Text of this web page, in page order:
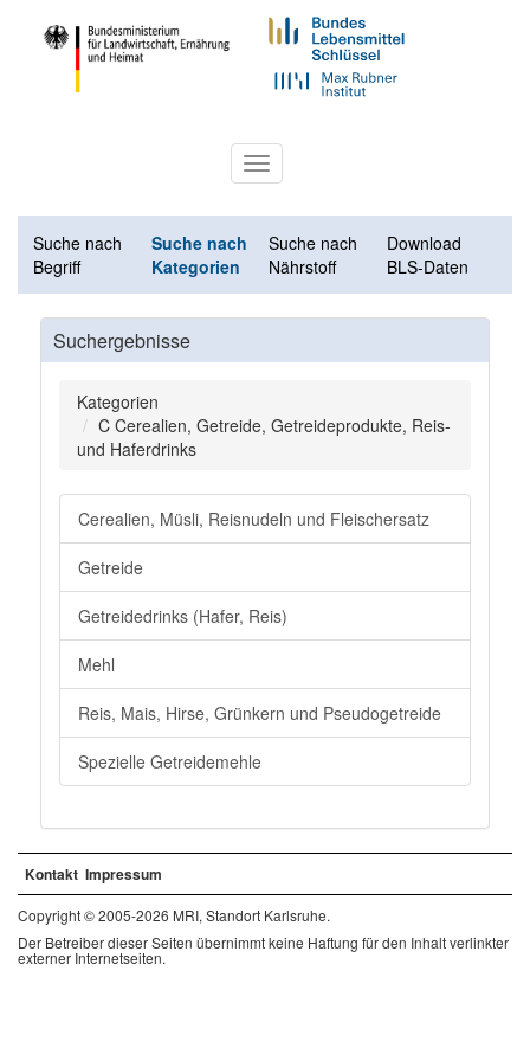
Toggle
navigation
Suche nach
Begriff
Suche nach
Kategorien
Suche nach
Nährstoff
Download
BLS-Daten
Suchergebnisse
Kategorien
C Cerealien, Getreide, Getreideprodukte, Reis-
und Haferdrinks
Cerealien, Müsli, Reisnudeln und Fleischersatz
Getreide
Getreidedrinks (Hafer, Reis)
Mehl
Reis, Mais, Hirse, Grünkern und Pseudogetreide
Spezielle Getreidemehle
Kontakt Impressum
Copyright © 2005-2026 MRI, Standort Karlsruhe.
Der Betreiber dieser Seiten übernimmt keine Haftung für den Inhalt verlinkter
externer Internetseiten.